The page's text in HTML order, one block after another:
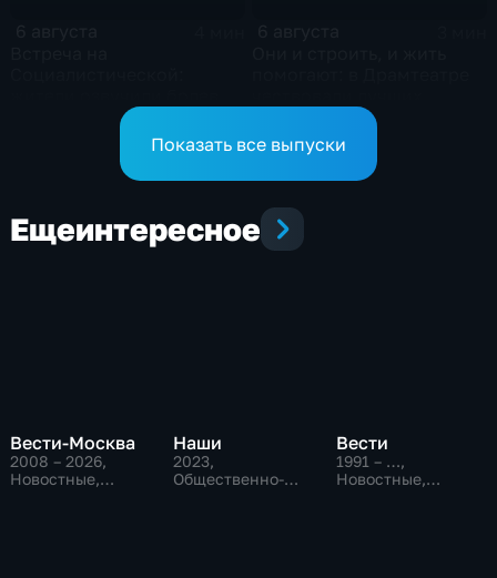
точки, Максим Косенков
Показать все выпуски
Ещеинтересное
Вести-Москва
2008 – 2026,
Новостные,
Наши
2023,
Общественно-
Вести
1991 – …,
Новостные,